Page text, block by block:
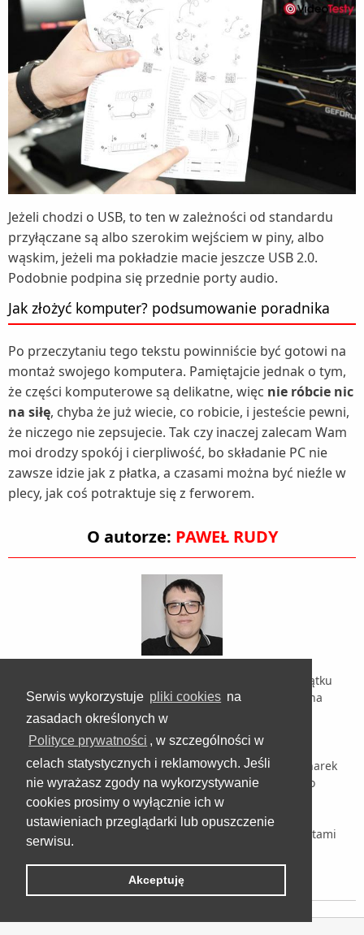
Serwis wykorzystuje pliki cookies na
zasadach określonych w
Polityce prywatności , w szczególności w
celach statystycznych i reklamowych. Jeśli
nie wyrażasz zgody na wykorzystywanie
cookies prosimy o wyłącznie ich w
ustawieniach przeglądarki lub opuszczenie
serwisu.
Akceptuję
Jeżeli chodzi o USB, to ten w zależności od standardu
przyłączane są albo szerokim wejściem w piny, albo
wąskim, jeżeli ma pokładzie macie jeszcze USB 2.0.
Podobnie podpina się przednie porty audio.
Jak złożyć komputer? podsumowanie poradnika
Po przeczytaniu tego tekstu powinniście być gotowi na
montaż swojego komputera. Pamiętajcie jednak o tym,
że części komputerowe są delikatne, więc nie róbcie nic
na siłę, chyba że już wiecie, co robicie, i jesteście pewni,
że niczego nie zepsujecie. Tak czy inaczej zalecam Wam
moi drodzy spokój i cierpliwość, bo składanie PC nie
zawsze idzie jak z płatka, a czasami można być nieźle w
plecy, jak coś potraktuje się z ferworem.
O autorze: PAWEŁ RUDY
Na technologicznym YouTube pojawiłem się na początku
2017 roku, jednak swoją pracę redakcyjną zacząłem na
portalu MMO24 w 2016. Zajmowałem się od zawsze
komponentami, zestawami komputerowymi i
bezpośrednim doradztwem w ulepszaniu sobie
komputera. Testowałem też sporo używanych stacjonarek
i laptopów poleasingowych, bo te są tematem bardzo
popularnym wśród kupujących, a na ogół mało
ogrywanym. Oprócz tego jestem też entuzjastom
dobrego obrazu i brzmienia, więc zajmuje się też testami
monitorów oraz sprzętu audio.